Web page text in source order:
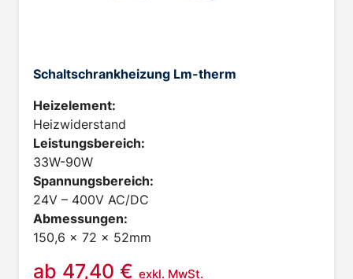
Schaltschrankheizung Lm-therm
Heizelement:
Heizwiderstand
Leistungsbereich:
33W-90W
Spannungsbereich:
24V – 400V AC/DC
Abmessungen:
150,6 x 72 x 52mm
ab 47,40 € exkl. MwSt.